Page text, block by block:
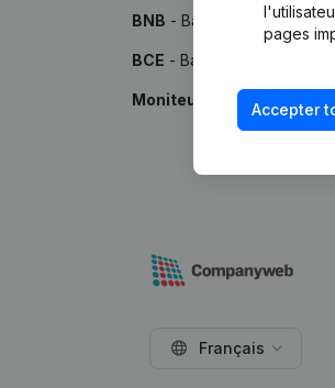
BNB - Banque Nationale
BCE - Banque-Carrefour
Moniteur - Publications
pages
Accepter
Français